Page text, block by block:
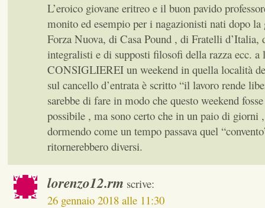
L’eroico giovane eritreo e il buon pavido
monito ed esempio per i nagazionisti nati dopo
Forza Nuova, di Casa Pound , di Fratelli
integralisti e di supposti filosofi della razza ecc. a
CONSIGLIEREI un weekend in quella località
sul cancello d’entrata è scritto “il lavoro rende
sarebbe di fare in modo che questo weekend
possibile , ma sono certo che in un paio di giorni
dormendo come un tempo passava quel
ritornerebbero diversi.
lorenzo12.rm scrive:
26 gennaio 2018 alle 11:30